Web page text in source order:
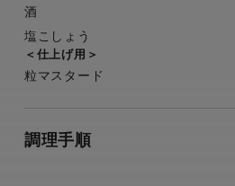
酒
塩こしょう
＜仕上げ用＞
粒マスタード
調理手順